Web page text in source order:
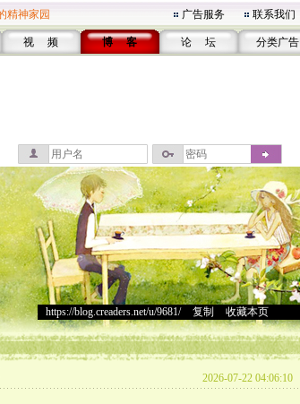
精神家园 广告服务 联系我们
视 频 博 客 论 坛 分类广告
https://blog.creaders.net/u/9681/> 复制 收藏本页
2026-07-22 04:06:10